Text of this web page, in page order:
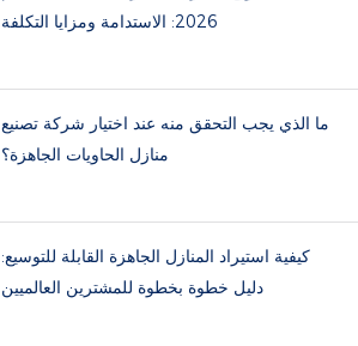
2026: الاستدامة ومزايا التكلفة
ما الذي يجب التحقق منه عند اختيار شركة تصنيع
منازل الحاويات الجاهزة؟
كيفية استيراد المنازل الجاهزة القابلة للتوسيع:
دليل خطوة بخطوة للمشترين العالميين